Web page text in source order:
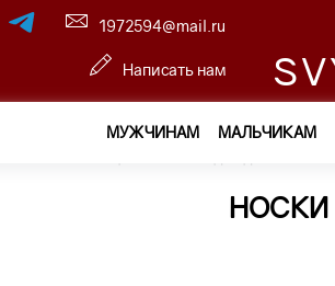
1972594@mail.ru
Написать нам
МУЖЧИНАМ МАЛЬЧИКАМ
НОСКИ